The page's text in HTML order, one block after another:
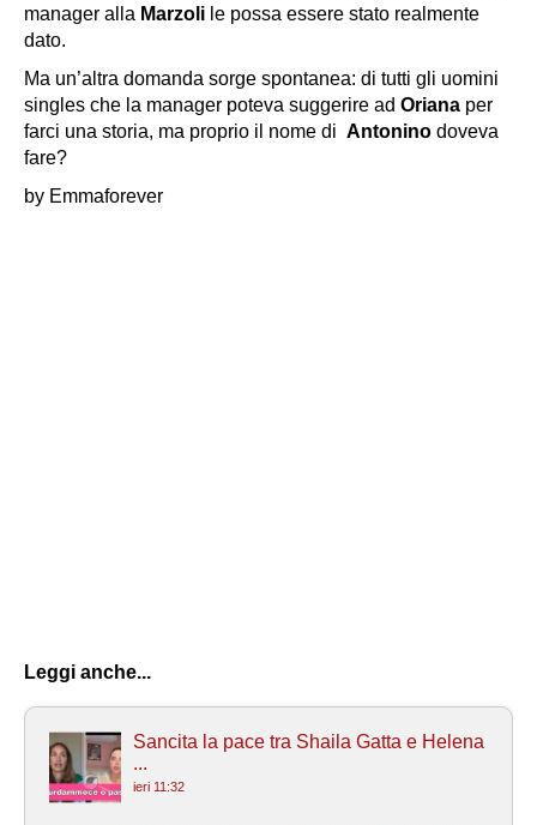
manager alla Marzoli le possa essere stato realmente
dato.
Ma un’altra domanda sorge spontanea: di tutti gli uomini
singles che la manager poteva suggerire ad Oriana per
farci una storia, ma proprio il nome di Antonino doveva
fare?
by Emmaforever
Leggi anche...
Sancita la pace tra Shaila Gatta e Helena
...
ieri 11:32